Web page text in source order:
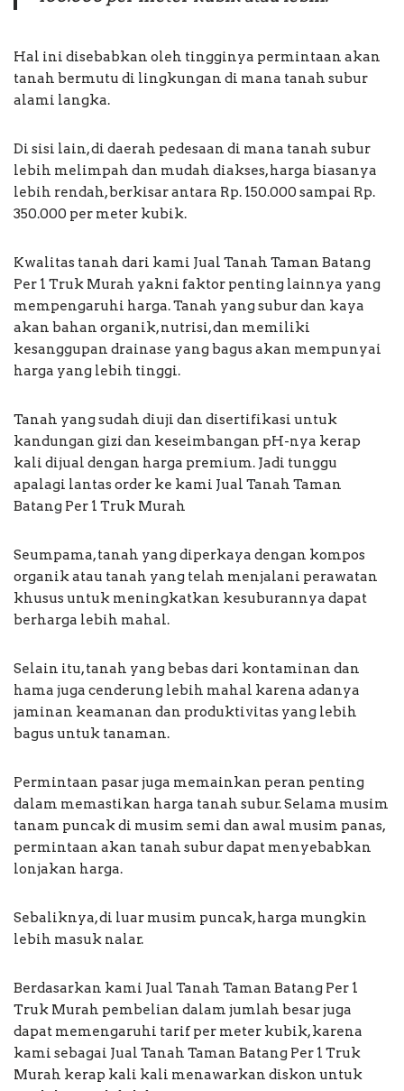
Hal ini disebabkan oleh tingginya permintaan akan
tanah bermutu di lingkungan di mana tanah subur
alami langka.
Di sisi lain, di daerah pedesaan di mana tanah subur
lebih melimpah dan mudah diakses, harga biasanya
lebih rendah, berkisar antara Rp. 150.000 sampai Rp.
350.000 per meter kubik.
Kwalitas tanah dari kami Jual Tanah Taman Batang
Per 1 Truk Murah yakni faktor penting lainnya yang
mempengaruhi harga. Tanah yang subur dan kaya
akan bahan organik, nutrisi, dan memiliki
kesanggupan drainase yang bagus akan mempunyai
harga yang lebih tinggi.
Tanah yang sudah diuji dan disertifikasi untuk
kandungan gizi dan keseimbangan pH-nya kerap
kali dijual dengan harga premium. Jadi tunggu
apalagi lantas order ke kami Jual Tanah Taman
Batang Per 1 Truk Murah
Seumpama, tanah yang diperkaya dengan kompos
organik atau tanah yang telah menjalani perawatan
khusus untuk meningkatkan kesuburannya dapat
berharga lebih mahal.
Selain itu, tanah yang bebas dari kontaminan dan
hama juga cenderung lebih mahal karena adanya
jaminan keamanan dan produktivitas yang lebih
bagus untuk tanaman.
Permintaan pasar juga memainkan peran penting
dalam memastikan harga tanah subur. Selama musim
tanam puncak di musim semi dan awal musim panas,
permintaan akan tanah subur dapat menyebabkan
lonjakan harga.
Sebaliknya, di luar musim puncak, harga mungkin
lebih masuk nalar.
Berdasarkan kami Jual Tanah Taman Batang Per 1
Truk Murah pembelian dalam jumlah besar juga
dapat memengaruhi tarif per meter kubik, karena
kami sebagai Jual Tanah Taman Batang Per 1 Truk
Murah kerap kali kali menawarkan diskon untuk